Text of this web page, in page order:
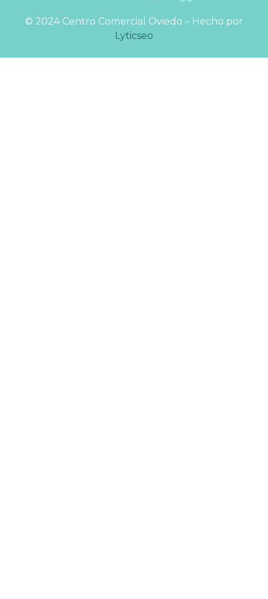
©️ 2024 Centro Comercial Oviedo – Hecho por
Lyticseo